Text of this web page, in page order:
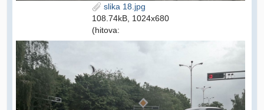
slika 18.jpg
108.74kB, 1024x680
(hitova: